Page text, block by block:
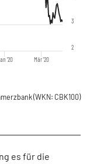
'20 Mär '20
2
3
(WKN: CBK100)
es für die